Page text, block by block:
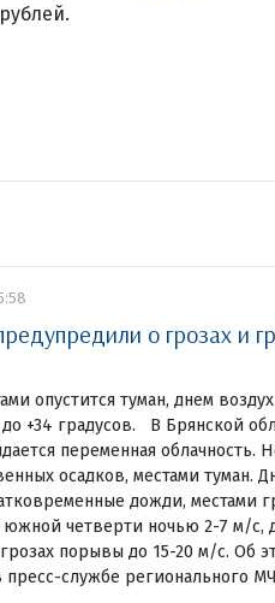
о грозах и
опустится туман, днем воздух
до +34 градусов. В Брянской
переменная облачность.
осадков, местами туман.
дожди, местами
южной четверти ночью 2-7 м/с,
порывы до 15-20 м/с. Об
службе регионального